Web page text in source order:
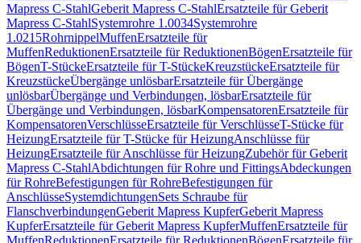
Mapress C-StahlGeberit Mapress C-StahlErsatzteile für Geberit
Mapress C-StahlSystemrohre 1.0034Systemrohre
1.0215RohrnippelMuffenErsatzteile für
MuffenReduktionenErsatzteile für ReduktionenBögenErsatzteile für
BögenT-StückeErsatzteile für T-StückeKreuzstückeErsatzteile für
KreuzstückeÜbergänge unlösbarErsatzteile für Übergänge
unlösbarÜbergänge und Verbindungen, lösbarErsatzteile für
Übergänge und Verbindungen, lösbarKompensatorenErsatzteile für
KompensatorenVerschlüsseErsatzteile für VerschlüsseT-Stücke für
HeizungErsatzteile für T-Stücke für HeizungAnschlüsse für
HeizungErsatzteile für Anschlüsse für HeizungZubehör für Geberit
Mapress C-StahlAbdichtungen für Rohre und FittingsAbdeckungen
für RohreBefestigungen für RohreBefestigungen für
AnschlüsseSystemdichtungenSets Schraube für
FlanschverbindungenGeberit Mapress KupferGeberit Mapress
KupferErsatzteile für Geberit Mapress KupferMuffenErsatzteile für
MuffenReduktionenErsatzteile für ReduktionenBögenErsatzteile für